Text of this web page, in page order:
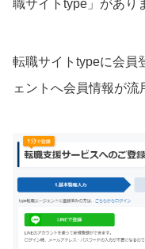
職サイトtype」があり
転職サイトtypeに会員
ェントへ会員情報が流